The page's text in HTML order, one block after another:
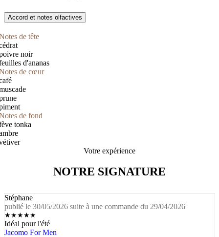
Accord et notes olfactives
de tête
noir
d'ananas
de cœur
de fond
tonka
Votre expérience
NOTRE SIGNATURE
Stéphane
publié le 30/05/2026 suite à une commande du 29/04/2026
★★★★★
Idéal pour l'été
Jacomo For Men